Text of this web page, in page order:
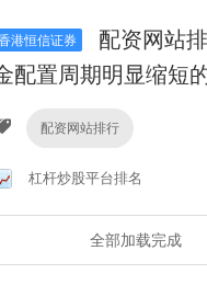
港恒信证券
配资网站
配置周期明显缩短
配资网站排行
杠杆炒股平台排名
全部加载完成